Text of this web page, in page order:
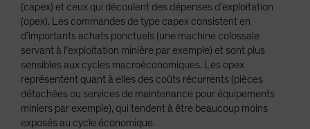
(capex) et ceux qui découlent des dépenses d’exploitation
(opex). Les commandes de type capex consistent en
d’importants achats ponctuels (une machine colossale
servant à l’exploitation minière par exemple) et sont plus
sensibles aux cycles macroéconomiques. Les opex
représentent quant à elles des coûts récurrents (pièces
détachées ou services de maintenance pour équipements
miniers par exemple), qui tendent à être beaucoup moins
exposés au cycle économique.